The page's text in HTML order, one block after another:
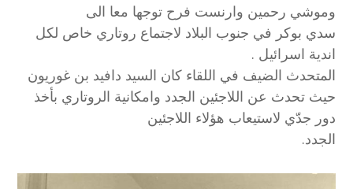
وموشي رحمين وارنست فرح توجها معا الى
سدي بوكر في جنوب البلاد لاجتماع روتاري خاص لكل
اندية اسرائيل .
المتحدث الضيف في اللقاء كان السيد دافيد بن غوريون
حيث تحدث عن اللاجئين الجدد وامكانية الروتاري بأخذ
دور جدّي لاستيعاب هؤلاء اللاجئين
الجدد.